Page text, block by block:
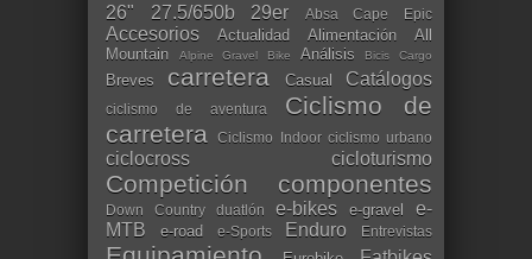
26" 27.5/650b 29er Absa Cape Epic
Accesorios Actualidad Alimentación
All
Mountain
Alpine Gravel Bike Análisis Bicis Cargo
Breves carretera Casual Catálogos
ciclismo de aventura
Ciclismo de
carretera
Ciclismo Indoor ciclismo urbano
ciclocross cicloturismo
Competición componentes
Down Country duatlón e-bikes e-gravel
e-
MTB
e-road e-Sports Enduro Entrevistas